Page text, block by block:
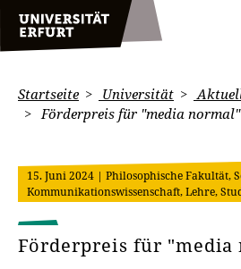
Startseite Universität
Förderpreis für "media normal"
15. Juni 2024 | Philosophische Fakultät,
Kommunikationswissenschaft, Lehre,
Förderpreis für "media